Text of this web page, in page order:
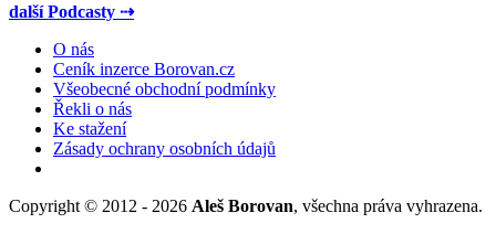
další Podcasty ⇢
O nás
Ceník inzerce Borovan.cz
Všeobecné obchodní podmínky
Řekli o nás
Ke stažení
Zásady ochrany osobních údajů
Copyright © 2012 - 2026 Aleš Borovan, všechna práva vyhrazena.